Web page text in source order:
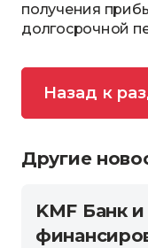
получения
долгосрочной
Назад к
Другие
KMF Банк